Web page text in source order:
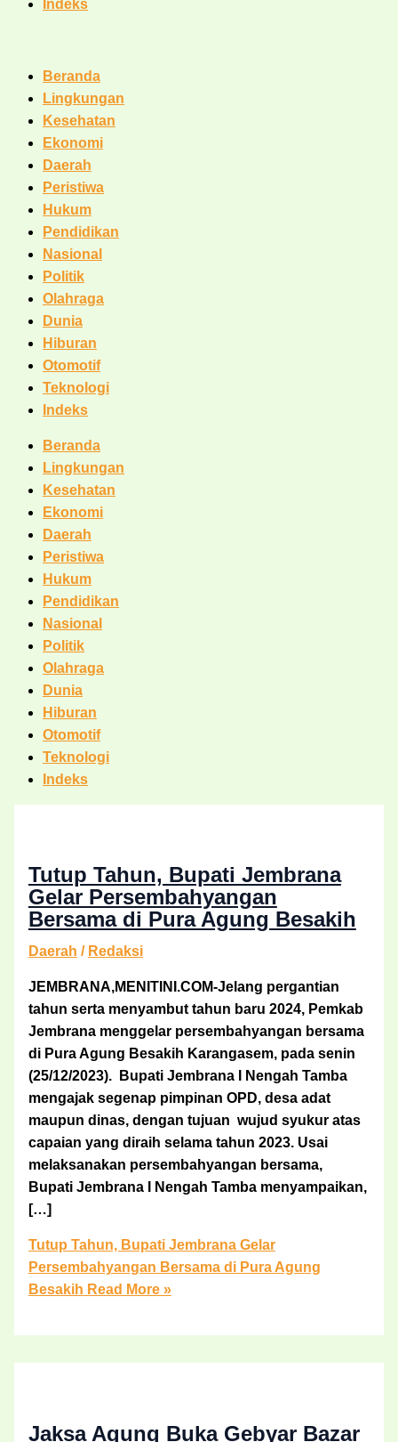
Indeks
Beranda
Lingkungan
Kesehatan
Ekonomi
Daerah
Peristiwa
Hukum
Pendidikan
Nasional
Politik
Olahraga
Dunia
Hiburan
Otomotif
Teknologi
Indeks
Beranda
Lingkungan
Kesehatan
Ekonomi
Daerah
Peristiwa
Hukum
Pendidikan
Nasional
Politik
Olahraga
Dunia
Hiburan
Otomotif
Teknologi
Indeks
Tutup Tahun, Bupati Jembrana
Gelar Persembahyangan
Bersama di Pura Agung Besakih
Daerah / Redaksi
JEMBRANA,MENITINI.COM-Jelang pergantian
tahun serta menyambut tahun baru 2024, Pemkab
Jembrana menggelar persembahyangan bersama
di Pura Agung Besakih Karangasem, pada senin
(25/12/2023). Bupati Jembrana I Nengah Tamba
mengajak segenap pimpinan OPD, desa adat
maupun dinas, dengan tujuan wujud syukur atas
capaian yang diraih selama tahun 2023. Usai
melaksanakan persembahyangan bersama,
Bupati Jembrana I Nengah Tamba menyampaikan,
[…]
Tutup Tahun, Bupati Jembrana Gelar
Persembahyangan Bersama di Pura Agung
Besakih Read More »
Jaksa Agung Buka Gebyar Bazar